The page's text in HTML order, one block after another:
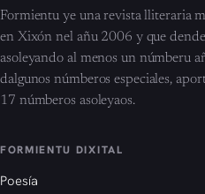
Formientu ye una revista lliteraria
en Xixón nel añu 2006 y que
asoleyando al menos un númberu
dalgunos númberos especiales,
17 númberos asoleyaos.
FORMIENTU DIXITAL
Poesía